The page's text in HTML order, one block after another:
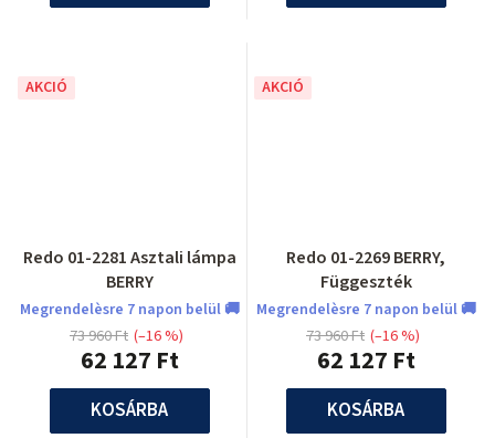
AKCIÓ
Redo 01-2281 Asztali lámpa
BERRY
Megrendelèsre 7 napon belül 🚚
62 127 Ft
73 960 Ft (–16 %)
KOSÁRBA
AKCIÓ
Redo 01-2269 BERRY,
Függeszték
Megrendelèsre 7 napon belül 🚚
62 127 Ft
73 960 Ft (–16 %)
KOSÁRBA